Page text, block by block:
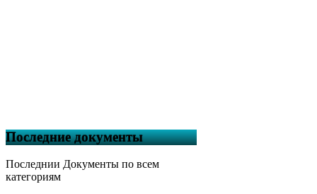
Последние документы
Последнии Документы по всем
категориям